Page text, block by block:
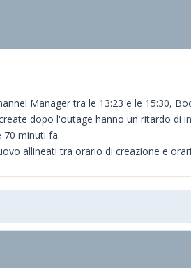
Manager tra le 13:23 e le 15:30,
dopo l'outage hanno un ritardo di
minuti fa.
allineati tra orario di creazione e